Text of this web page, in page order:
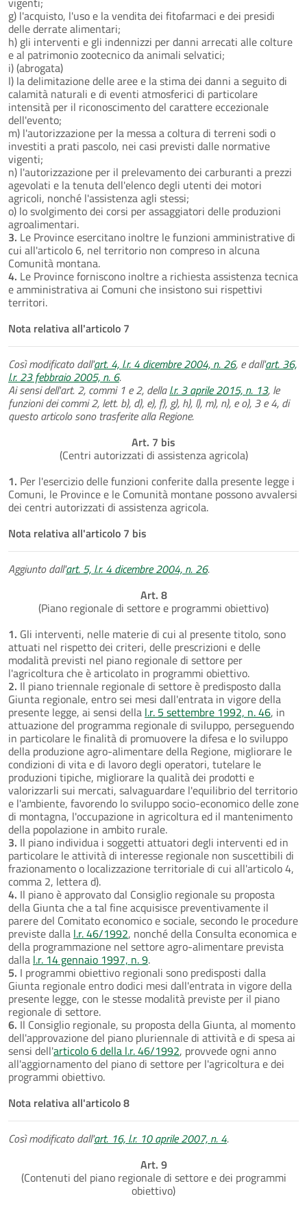
g) l'acquisto, l'uso e la vendita dei fitofarmaci e dei presidi
delle derrate alimentari;
h) gli interventi e gli indennizzi per danni arrecati alle colture
e al patrimonio zootecnico da animali selvatici;
i) (abrogata)
l) la delimitazione delle aree e la stima dei danni a seguito di
calamità naturali e di eventi atmosferici di particolare
intensità per il riconoscimento del carattere eccezionale
dell'evento;
m) l'autorizzazione per la messa a coltura di terreni sodi o
investiti a prati pascolo, nei casi previsti dalle normative
vigenti;
n) l'autorizzazione per il prelevamento dei carburanti a prezzi
agevolati e la tenuta dell'elenco degli utenti dei motori
agricoli, nonché l'assistenza agli stessi;
o) lo svolgimento dei corsi per assaggiatori delle produzioni
agroalimentari.
3. Le Province esercitano inoltre le funzioni amministrative di
cui all'articolo 6, nel territorio non compreso in alcuna
Comunità montana.
4. Le Province forniscono inoltre a richiesta assistenza tecnica
e amministrativa ai Comuni che insistono sui rispettivi
territori.
Nota relativa all'articolo 7
Così modificato dall'art. 4, l.r. 4 dicembre 2004, n. 26, e dall'art. 36,
l.r. 23 febbraio 2005, n. 6.
Ai sensi dell'art. 2, commi 1 e 2, dellal.r. 3 aprile 2015, n. 13, le
funzioni dei commi 2, lett. b), d), e), f), g), h), l), m), n), e o), 3 e 4, di
questo articolo sono trasferite alla Regione.
Art. 7 bis
(Centri autorizzati di assistenza agricola)
1. Per l'esercizio delle funzioni conferite dalla presente legge i
Comuni, le Province e le Comunità montane possono avvalersi
dei centri autorizzati di assistenza agricola.
Nota relativa all'articolo 7 bis
Aggiunto dall'art. 5, l.r. 4 dicembre 2004, n. 26.
Art. 8
(Piano regionale di settore e programmi obiettivo)
1. Gli interventi, nelle materie di cui al presente titolo, sono
attuati nel rispetto dei criteri, delle prescrizioni e delle
modalità previsti nel piano regionale di settore per
l'agricoltura che è articolato in programmi obiettivo.
2. Il piano triennale regionale di settore è predisposto dalla
Giunta regionale, entro sei mesi dall'entrata in vigore della
presente legge, ai sensi della l.r. 5 settembre 1992, n. 46, in
attuazione del programma regionale di sviluppo, perseguendo
in particolare le finalità di promuovere la difesa e lo sviluppo
della produzione agro-alimentare della Regione, migliorare le
condizioni di vita e di lavoro degli operatori, tutelare le
produzioni tipiche, migliorare la qualità dei prodotti e
valorizzarli sui mercati, salvaguardare l'equilibrio del territorio
e l'ambiente, favorendo lo sviluppo socio-economico delle zone
di montagna, l'occupazione in agricoltura ed il mantenimento
della popolazione in ambito rurale.
3. Il piano individua i soggetti attuatori degli interventi ed in
particolare le attività di interesse regionale non suscettibili di
frazionamento o localizzazione territoriale di cui all'articolo 4,
comma 2, lettera d).
4. Il piano è approvato dal Consiglio regionale su proposta
della Giunta che a tal fine acquisisce preventivamente il
parere del Comitato economico e sociale, secondo le procedure
previste dalla l.r. 46/1992, nonché della Consulta economica e
della programmazione nel settore agro-alimentare prevista
dalla l.r. 14 gennaio 1997, n. 9.
5. I programmi obiettivo regionali sono predisposti dalla
Giunta regionale entro dodici mesi dall'entrata in vigore della
presente legge, con le stesse modalità previste per il piano
regionale di settore.
6. Il Consiglio regionale, su proposta della Giunta, al momento
dell'approvazione del piano pluriennale di attività e di spesa ai
sensi dell'articolo 6 della l.r. 46/1992, provvede ogni anno
all'aggiornamento del piano di settore per l'agricoltura e dei
programmi obiettivo.
Nota relativa all'articolo 8
Così modificato dall'art. 16, l.r. 10 aprile 2007, n. 4.
Art. 9
(Contenuti del piano regionale di settore e dei programmi
obiettivo)